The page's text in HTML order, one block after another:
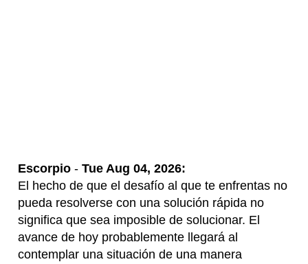
Escorpio - Tue Aug 04, 2026:
El hecho de que el desafío al que te enfrentas no
pueda resolverse con una solución rápida no
significa que sea imposible de solucionar. El
avance de hoy probablemente llegará al
contemplar una situación de una manera